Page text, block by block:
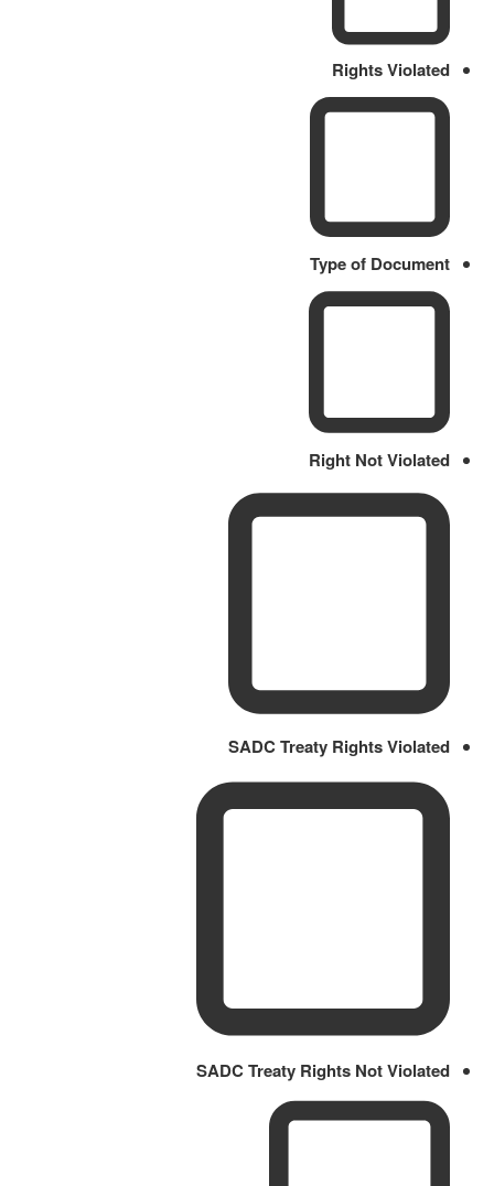
Rights Violated
Type of Document
Right Not Violated
SADC Treaty Rights Violated
SADC Treaty Rights Not Violated